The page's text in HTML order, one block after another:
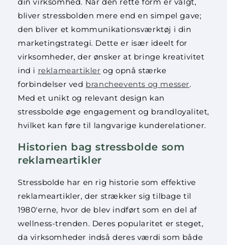
bliver stressbolden mere end en simpel gave;
den bliver et kommunikationsværktøj i din
marketingstrategi. Dette er især ideelt for
virksomheder, der ønsker at bringe kreativitet
ind i reklameartikler og opnå stærke
forbindelser ved brancheevents og messer.
Med et unikt og relevant design kan
stressbolde øge engagement og brandloyalitet,
hvilket kan føre til langvarige kunderelationer.
Historien bag stressbolde som
reklameartikler
Stressbolde har en rig historie som effektive
reklameartikler, der strækker sig tilbage til
1980'erne, hvor de blev indført som en del af
wellness-trenden. Deres popularitet er steget,
da virksomheder indså deres værdi som både